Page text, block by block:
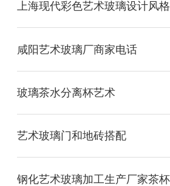
上海现代彩色艺术玻璃设计风格
咸阳艺术玻璃厂商家电话
玻璃茶水分离杯艺术
艺术玻璃门和地砖搭配